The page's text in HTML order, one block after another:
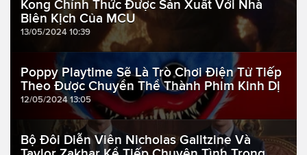
Kong Chính Thức Được Sản Xuất Với Nhà
Biên Kịch Của MCU
13/05/2024 10:39
Poppy Playtime Sẽ Là Trò Chơi Điện Tử Tiếp
Theo Được Chuyển Thể Thành Phim Kinh Dị
12/05/2024 13:05
Bộ Đôi Diễn Viên Nicholas Galitzine Và